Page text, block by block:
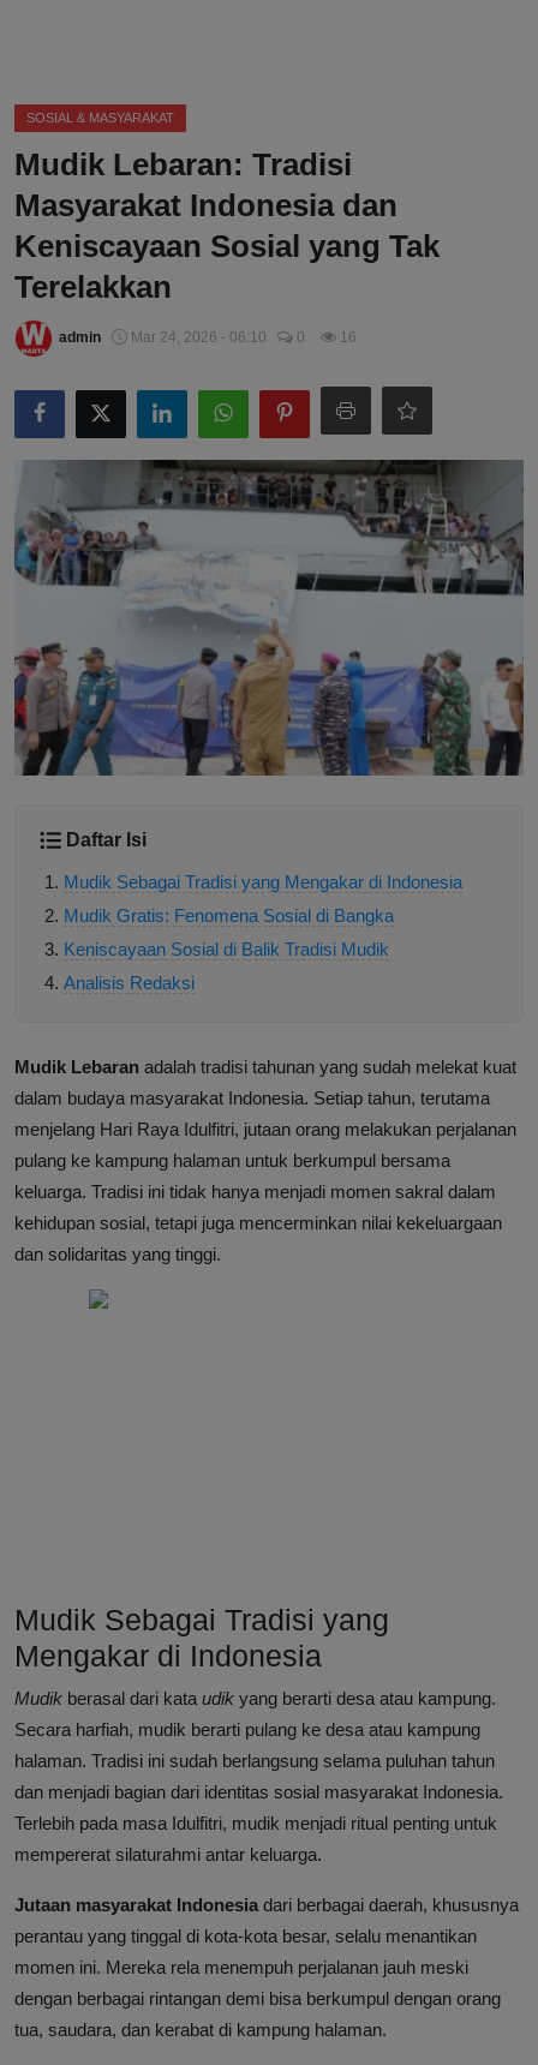
SOSIAL & MASYARAKAT
Mudik Lebaran: Tradisi
Masyarakat Indonesia dan
Keniscayaan Sosial yang Tak
Terelakkan
admin Mar 24, 2026 - 06:10 0 16
Daftar Isi
Mudik Sebagai Tradisi yang Mengakar di Indonesia
Mudik Gratis: Fenomena Sosial di Bangka
Keniscayaan Sosial di Balik Tradisi Mudik
Analisis Redaksi
Mudik Lebaran adalah tradisi tahunan yang sudah melekat kuat
dalam budaya masyarakat Indonesia. Setiap tahun, terutama
menjelang Hari Raya Idulfitri, jutaan orang melakukan perjalanan
pulang ke kampung halaman untuk berkumpul bersama
keluarga. Tradisi ini tidak hanya menjadi momen sakral dalam
kehidupan sosial, tetapi juga mencerminkan nilai kekeluargaan
dan solidaritas yang tinggi.
Mudik Sebagai Tradisi yang
Mengakar di Indonesia
Mudik berasal dari kata udik yang berarti desa atau kampung.
Secara harfiah, mudik berarti pulang ke desa atau kampung
halaman. Tradisi ini sudah berlangsung selama puluhan tahun
dan menjadi bagian dari identitas sosial masyarakat Indonesia.
Terlebih pada masa Idulfitri, mudik menjadi ritual penting untuk
mempererat silaturahmi antar keluarga.
Jutaan masyarakat Indonesia dari berbagai daerah, khususnya
perantau yang tinggal di kota-kota besar, selalu menantikan
momen ini. Mereka rela menempuh perjalanan jauh meski
dengan berbagai rintangan demi bisa berkumpul dengan orang
tua, saudara, dan kerabat di kampung halaman.